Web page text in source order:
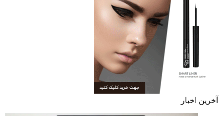
آخرین اخبار